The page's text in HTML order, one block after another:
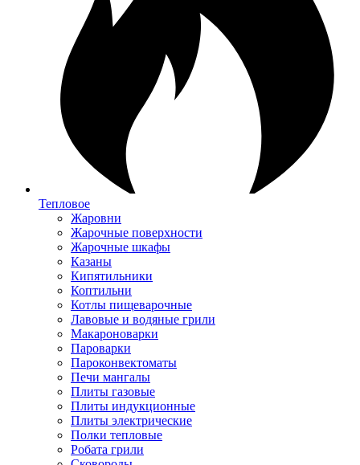
Тепловое
Жаровни
Жарочные поверхности
Жарочные шкафы
Казаны
Кипятильники
Коптильни
Котлы пищеварочные
Лавовые и водяные грили
Макароноварки
Пароварки
Пароконвектоматы
Печи мангалы
Плиты газовые
Плиты индукционные
Плиты электрические
Полки тепловые
Робата грили